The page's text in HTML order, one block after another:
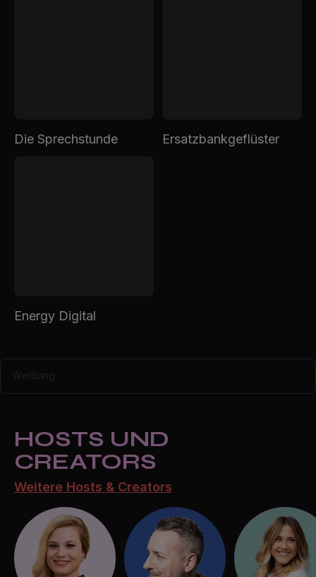
Die Sprechstunde Ersatzbankgeflüster
Energy Digital
Werbung
HOSTS UND
CREATORS
Weitere Hosts & Creators